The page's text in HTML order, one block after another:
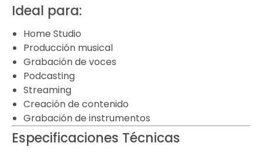
Ideal para:
Home Studio
Producción musical
Grabación de voces
Podcasting
Streaming
Creación de contenido
Grabación de instrumentos
Especificaciones Técnicas